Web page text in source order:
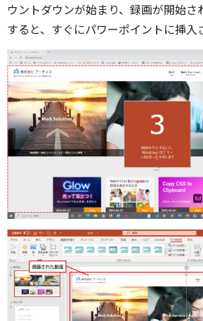
ウントダウンが始まり、録画が開始さ
すると、すぐにパワーポイントに挿入